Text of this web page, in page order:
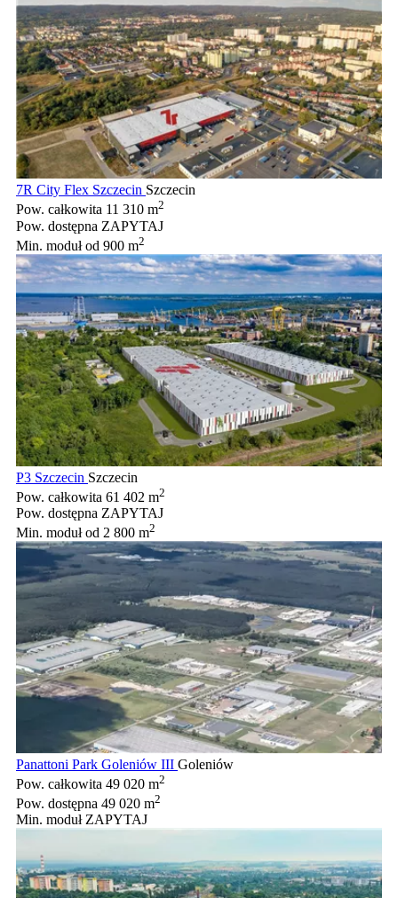
7R City Flex Szczecin Szczecin
Pow. całkowita 11 310 m2
Pow. dostępna ZAPYTAJ
Min. modułod 900 m2
P3 Szczecin Szczecin
Pow. całkowita 61 402 m2
Pow. dostępna ZAPYTAJ
Min. modułod 2 800 m2
Panattoni Park Goleniów III Goleniów
Pow. całkowita 49 020 m2
Pow. dostępna 49 020 m2
Min. moduł ZAPYTAJ